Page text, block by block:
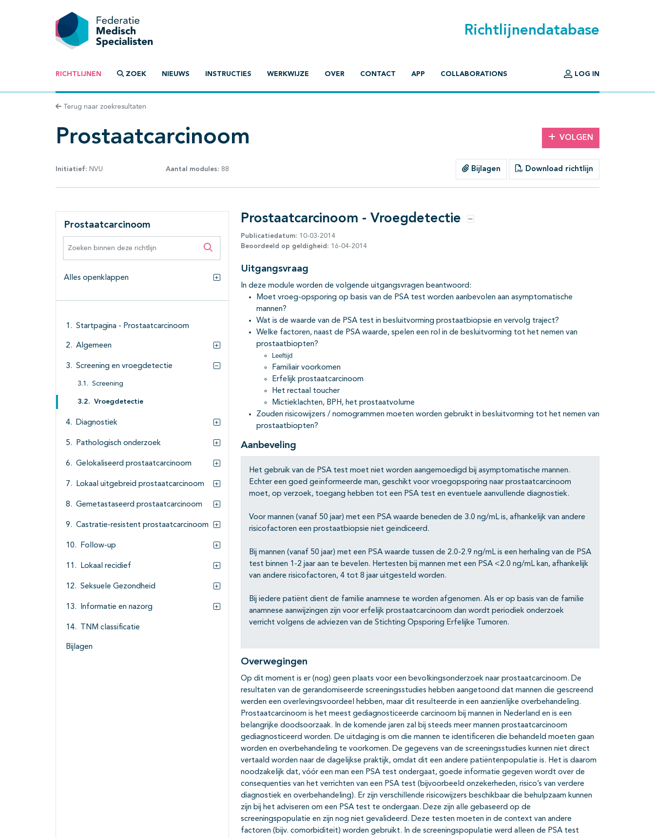
Richtlijnendatabase
RICHTLIJNEN ZOEK NIEUWS INSTRUCTIES WERKWIJZE OVER CONTACT APP COLLABORATIONS LOG IN
Terug naar zoekresultaten
Prostaatcarcinoom VOLGEN
Initiatief: NVU Aantal modules: 88 Bijlagen Download richtlijn
Prostaatcarcinoom
Zoeken binnen deze richtlijn
Alles openklappen
Alles openklappen
Startpagina - Prostaatcarcinoom
Algemeen
Subpagina's open- en dichtklappen
Screening en vroegdetectie
Subpagina's open- en dichtklappen
Screening
Vroegdetectie
Diagnostiek
Pathologisch onderzoek
Subpagina's open- en dichtklappen
Gelokaliseerd prostaatcarcinoom
Subpagina's open- en dichtklappen
Lokaal uitgebreid prostaatcarcinoom
Subpagina's open- en dichtklappen
Gemetastaseerd prostaatcarcinoom
Subpagina's open- en dichtklappen
Castratie-resistent prostaatcarcinoom
Follow-up
Subpagina's open- en dichtklappen
Lokaal recidief
Subpagina's open- en dichtklappen
Seksuele Gezondheid
Subpagina's open- en dichtklappen
Informatie en nazorg
Subpagina's open- en dichtklappen
TNM classificatie
Bijlagen
Prostaatcarcinoom - Vroegdetectie Opties
Publicatiedatum: 10-03-2014
Beoordeeld op geldigheid: 16-04-2014
Uitgangsvraag
In deze module worden de volgende uitgangsvragen beantwoord:
Moet vroeg-opsporing op basis van de PSA test worden aanbevolen aan asymptomatische
mannen?
Wat is de waarde van de PSA test in besluitvorming prostaatbiopsie en vervolg traject?
Welke factoren, naast de PSA waarde, spelen een rol in de besluitvorming tot het nemen van
prostaatbiopten?
Leeftijd
Familiair voorkomen
Erfelijk prostaatcarcinoom
Het rectaal toucher
Mictieklachten, BPH, het prostaatvolume
Zouden risicowijzers / nomogrammen moeten worden gebruikt in besluitvorming tot het nemen van
prostaatbiopten?
Aanbeveling
Het gebruik van de PSA test moet niet worden aangemoedigd bij asymptomatische mannen.
Echter een goed geïnformeerde man, geschikt voor vroegopsporing naar prostaatcarcinoom
moet, op verzoek, toegang hebben tot een PSA test en eventuele aanvullende diagnostiek.
Voor mannen (vanaf 50 jaar) met een PSA waarde beneden de 3.0 ng/mL is, afhankelijk van andere
risicofactoren een prostaatbiopsie niet geïndiceerd.
Bij mannen (vanaf 50 jaar) met een PSA waarde tussen de 2.0-2.9 ng/mL is een herhaling van de PSA
test binnen 1-2 jaar aan te bevelen. Hertesten bij mannen met een PSA <2.0 ng/mL kan, afhankelijk
van andere risicofactoren, 4 tot 8 jaar uitgesteld worden.
Bij iedere patiënt dient de familie anamnese te worden afgenomen. Als er op basis van de familie
anamnese aanwijzingen zijn voor erfelijk prostaatcarcinoom dan wordt periodiek onderzoek
verricht volgens de adviezen van de Stichting Opsporing Erfelijke Tumoren.
Overwegingen
Op dit moment is er (nog) geen plaats voor een bevolkingsonderzoek naar prostaatcarcinoom. De
resultaten van de gerandomiseerde screeningsstudies hebben aangetoond dat mannen die gescreend
werden een overlevingsvoordeel hebben, maar dit resulteerde in een aanzienlijke overbehandeling.
Prostaatcarcinoom is het meest gediagnosticeerde carcinoom bij mannen in Nederland en is een
belangrijke doodsoorzaak. In de komende jaren zal bij steeds meer mannen prostaatcarcinoom
gediagnosticeerd worden. De uitdaging is om die mannen te identificeren die behandeld moeten gaan
worden en overbehandeling te voorkomen. De gegevens van de screeningsstudies kunnen niet direct
vertaald worden naar de dagelijkse praktijk, omdat dit een andere patiëntenpopulatie is. Het is daarom
noodzakelijk dat, vóór een man een PSA test ondergaat, goede informatie gegeven wordt over de
consequenties van het verrichten van een PSA test (bijvoorbeeld onzekerheden, risico’s van verdere
diagnostiek en overbehandeling). Er zijn verschillende risicowijzers beschikbaar die behulpzaam kunnen
zijn bij het adviseren om een PSA test te ondergaan. Deze zijn alle gebaseerd op de
screeningspopulatie en zijn nog niet gevalideerd. Deze testen moeten in de context van andere
factoren (bijv. comorbiditeit) worden gebruikt. In de screeningspopulatie werd alleen de PSA test